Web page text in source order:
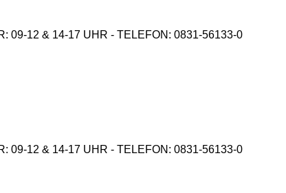
09-12 & 14-17 UHR - TELEFON: 0831-56133-0
09-12 & 14-17 UHR - TELEFON: 0831-56133-0